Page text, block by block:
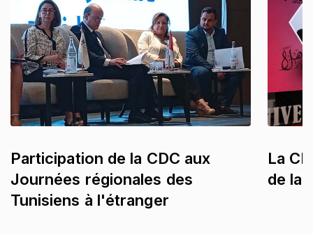
Participation de la CDC aux
Journées régionales des
Tunisiens à l'étranger
La
de la